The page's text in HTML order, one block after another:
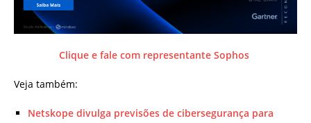
Clique e fale com representante Sophos
Veja também:
Netskope divulga previsões de cibersegurança para